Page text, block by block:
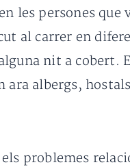
les persones que
al carrer en
nit a cobert.
albergs,
problemes